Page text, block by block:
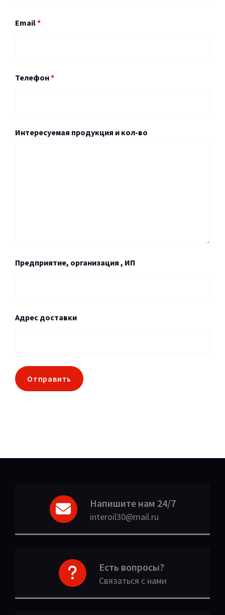
Email*
Телефон*
Интересуемая продукция и кол-во
Предприятие, организация , ИП
Адрес доставки
Напишите нам 24/7
interoil30@mail.ru
Есть вопросы?
Связаться с нами